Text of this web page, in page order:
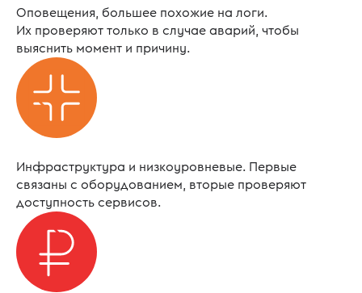
Оповещения, большее похожие на логи.
Их проверяют только в случае аварий, чтобы
выяснить момент и причину.
Инфраструктура и низкоуровневые. Первые
связаны с оборудованием, вторые проверяют
доступность сервисов.